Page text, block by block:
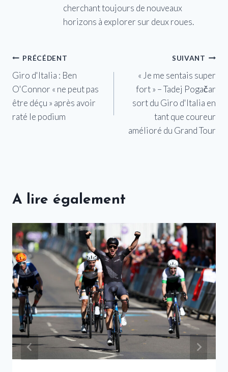
cherchant toujours de nouveaux
horizons à explorer sur deux roues.
Navigation
de
l’article
PRÉCÉDENT
Giro d'Italia : Ben
O'Connor « ne peut pas
être déçu » après avoir
raté le podium
SUIVANT
« Je me sentais super
fort » – Tadej Pogačar
sort du Giro d'Italia en
tant que coureur
amélioré du Grand Tour
A lire également